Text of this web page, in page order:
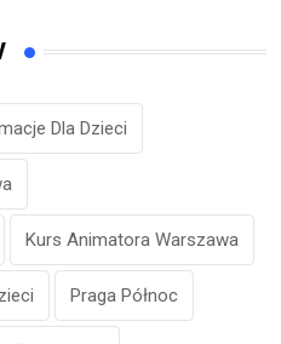
Dla Dzieci
Kurs Animatora Warszawa
Praga Północ